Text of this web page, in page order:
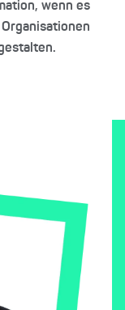
wenn es